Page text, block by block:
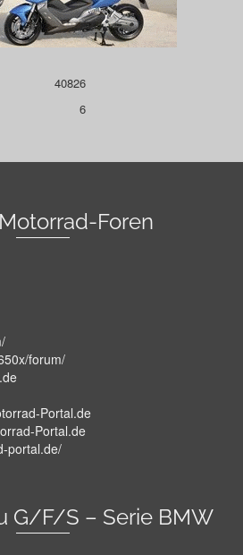
40826
6
Foren
forum/
Portal.de
Portal.de
portal.de/
G/F/S – Serie BMW